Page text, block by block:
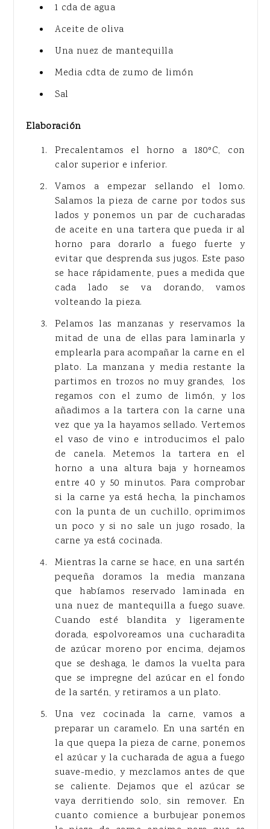
1 cda de agua
Aceite de oliva
Una nuez de mantequilla
Media cdta de zumo de limón
Sal
Elaboración
Precalentamos el horno a 180ºC, con
calor superior e inferior.
Vamos a empezar sellando el lomo.
Salamos la pieza de carne por todos sus
lados y ponemos un par de cucharadas
de aceite en una tartera que pueda ir al
horno para dorarlo a fuego fuerte y
evitar que desprenda sus jugos. Este paso
se hace rápidamente, pues a medida que
cada lado se va dorando, vamos
volteando la pieza.
Pelamos las manzanas y reservamos la
mitad de una de ellas para laminarla y
emplearla para acompañar la carne en el
plato. La manzana y media restante la
partimos en trozos no muy grandes, los
regamos con el zumo de limón, y los
añadimos a la tartera con la carne una
vez que ya la hayamos sellado. Vertemos
el vaso de vino e introducimos el palo
de canela. Metemos la tartera en el
horno a una altura baja y horneamos
entre 40 y 50 minutos. Para comprobar
si la carne ya está hecha, la pinchamos
con la punta de un cuchillo, oprimimos
un poco y si no sale un jugo rosado, la
carne ya está cocinada.
Mientras la carne se hace, en una sartén
pequeña doramos la media manzana
que habíamos reservado laminada en
una nuez de mantequilla a fuego suave.
Cuando esté blandita y ligeramente
dorada, espolvoreamos una cucharadita
de azúcar moreno por encima, dejamos
que se deshaga, le damos la vuelta para
que se impregne del azúcar en el fondo
de la sartén, y retiramos a un plato.
Una vez cocinada la carne, vamos a
preparar un caramelo. En una sartén en
la que quepa la pieza de carne, ponemos
el azúcar y la cucharada de agua a fuego
suave-medio, y mezclamos antes de que
se caliente. Dejamos que el azúcar se
vaya derritiendo solo, sin remover. En
cuanto comience a burbujear ponemos